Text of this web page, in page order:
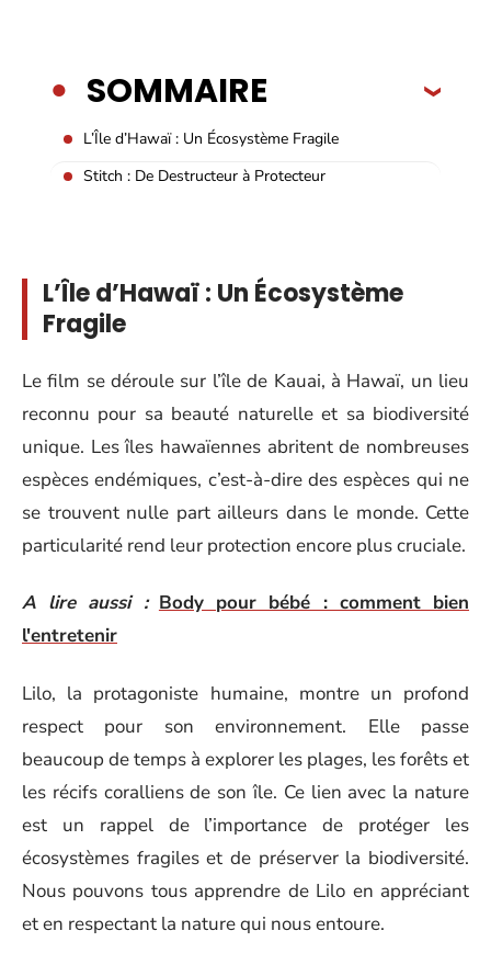
SOMMAIRE
L’Île d’Hawaï : Un Écosystème Fragile
Stitch : De Destructeur à Protecteur
L’Île d’Hawaï : Un Écosystème
Fragile
Le film se déroule sur l’île de Kauai, à Hawaï, un lieu
reconnu pour sa beauté naturelle et sa biodiversité
unique. Les îles hawaïennes abritent de nombreuses
espèces endémiques, c’est-à-dire des espèces qui ne
se trouvent nulle part ailleurs dans le monde. Cette
particularité rend leur protection encore plus cruciale.
A lire aussi : Body pour bébé : comment bien
l'entretenir
Lilo, la protagoniste humaine, montre un profond
respect pour son environnement. Elle passe
beaucoup de temps à explorer les plages, les forêts et
les récifs coralliens de son île. Ce lien avec la nature
est un rappel de l’importance de protéger les
écosystèmes fragiles et de préserver la biodiversité.
Nous pouvons tous apprendre de Lilo en appréciant
et en respectant la nature qui nous entoure.